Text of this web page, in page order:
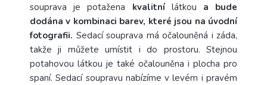
souprava je potažena kvalitnílátkou a bude
dodána v kombinaci barev, které jsou na úvodní
fotografii. Sedací souprava má očalouněná i záda,
takže ji můžete umístit i do prostoru. Stejnou
potahovou látkou je také očalouněna i plocha pro
spaní. Sedací soupravu nabízíme v levém i pravém